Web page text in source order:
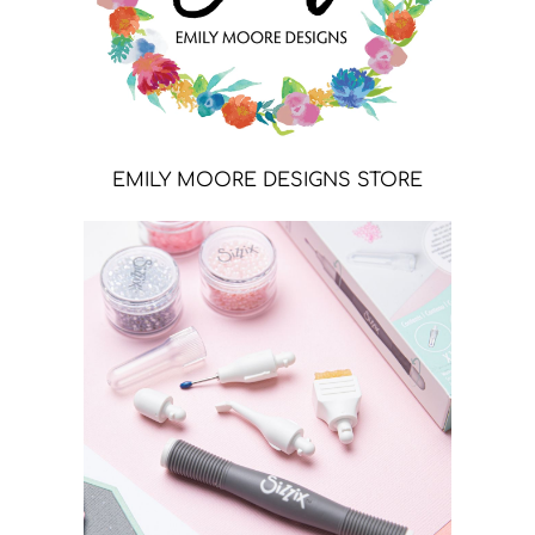
EMILY MOORE DESIGNS STORE